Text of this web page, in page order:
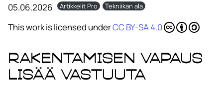
05.06.2026 Artikkelit Pro Tekniikan ala
This work is licensed underCC BY-SA 4.0
Rakentamisen vapaus
lisää vastuuta